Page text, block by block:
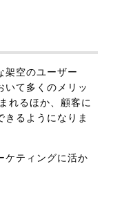
架空のユーザー
いて多くのメリッ
れるほか、顧客に
きるようになりま
ケティングに活か